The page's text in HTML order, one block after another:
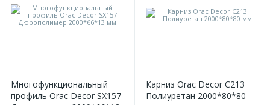
Многофункциональный
профиль Orac Decor SX157
Карниз Orac Decor C213
Полиуретан 2000*80*80